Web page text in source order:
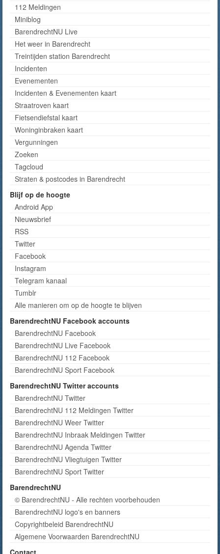
112 Meldingen
Miniblog
BarendrechtNU Live
Het weer in Barendrecht
Treintijden station Barendrecht
Incidenten
Evenementen
Incidenten & Evenementen kaart
Straatroven kaart
Fietsendiefstal kaart
Woninginbraken kaart
Vergunningen
Zoeken
Tagcloud
Straten & postcodes in Barendrecht
Blijf op de hoogte
Android App
Nieuwsbrief
RSS
Twitter
Facebook
Instagram
Telegram kanaal
Tumblr
Alle manieren om op de hoogte te blijven
BarendrechtNU Facebook accounts
BarendrechtNU Facebook
BarendrechtNU Live Facebook
BarendrechtNU 112 Facebook
BarendrechtNU Sport Facebook
BarendrechtNU Twitter accounts
BarendrechtNU Twitter
BarendrechtNU 112 Meldingen Twitter
BarendrechtNU Weer Twitter
BarendrechtNU Inbraak Meldingen Twitter
BarendrechtNU Agenda Twitter
BarendrechtNU Vliegtuigen Twitter
BarendrechtNU Sport Twitter
BarendrechtNU
© BarendrechtNU - Alle rechten voorbehouden
BarendrechtNU logo's en banners
Copyrightbeleid BarendrechtNU
Algemene Voorwaarden BarendrechtNU
Contact